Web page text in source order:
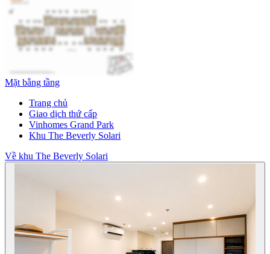
Mặt bằng tầng
Trang chủ
Giao dịch thứ cấp
Vinhomes Grand Park
Khu The Beverly Solari
Về khu The Beverly Solari